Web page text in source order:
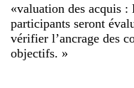
«valuation des acquis
participants seront
vérifier l’ancrage des
objectifs. »